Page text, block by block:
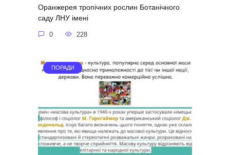
Оранжерея тропічних рослин Ботанічного
саду ЛНУ імені
0 228
ПОРАДИ